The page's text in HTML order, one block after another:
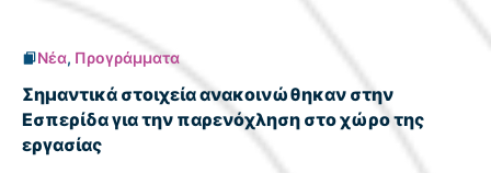
Νέα, Προγράμματα
Σημαντικά στοιχεία ανακοινώθηκαν στην
Εσπερίδα για την παρενόχληση στο χώρο της
εργασίας